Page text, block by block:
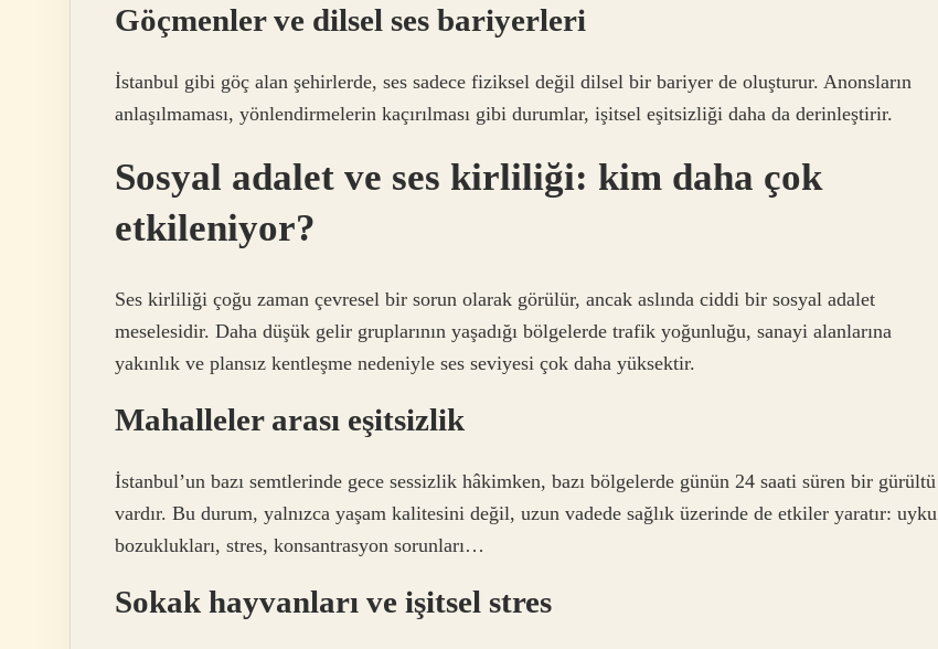
Göçmenler ve dilsel ses bariyerleri
İstanbul gibi göç alan şehirlerde, ses sadece fiziksel değil dilsel bir bariyer de oluşturur. Anonsların
anlaşılmaması, yönlendirmelerin kaçırılması gibi durumlar, işitsel eşitsizliği daha da derinleştirir.
Sosyal adalet ve ses kirliliği: kim daha çok
etkileniyor?
Ses kirliliği çoğu zaman çevresel bir sorun olarak görülür, ancak aslında ciddi bir sosyal adalet
meselesidir. Daha düşük gelir gruplarının yaşadığı bölgelerde trafik yoğunluğu, sanayi alanlarına
yakınlık ve plansız kentleşme nedeniyle ses seviyesi çok daha yüksektir.
Mahalleler arası eşitsizlik
İstanbul’un bazı semtlerinde gece sessizlik hâkimken, bazı bölgelerde günün 24 saati süren bir gürültü
vardır. Bu durum, yalnızca yaşam kalitesini değil, uzun vadede sağlık üzerinde de etkiler yaratır: uyku
bozuklukları, stres, konsantrasyon sorunları…
Sokak hayvanları ve işitsel stres